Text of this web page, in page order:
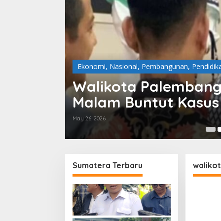
Ekonomi, Nasional, Pembangunan,
Walikota
Malam Buntut
May 26, 2026
Sumatera Terbaru